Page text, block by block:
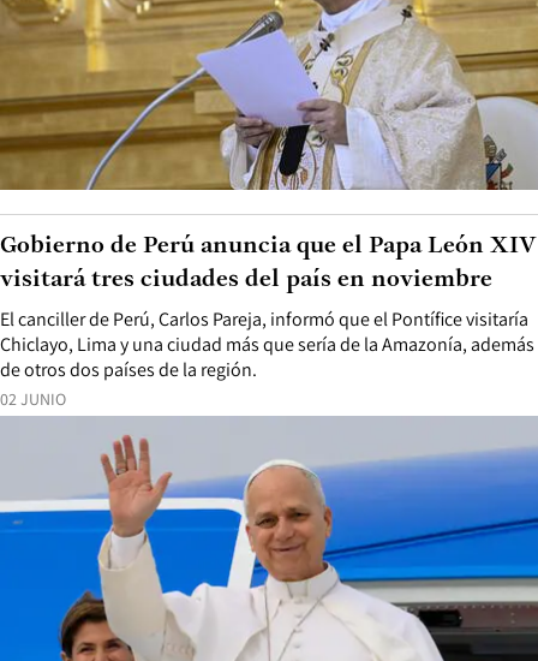
02 JUNIO
El canciller de Perú, Carlos Pareja, informó que el Pontífice visitaría
Chiclayo, Lima y una ciudad más que sería de la Amazonía, además
de otros dos países de la región.
Gobierno de Perú anuncia que el Papa León XIV
visitará tres ciudades del país en noviembre